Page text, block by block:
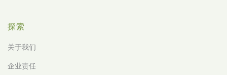
探索
关于我们
企业责任